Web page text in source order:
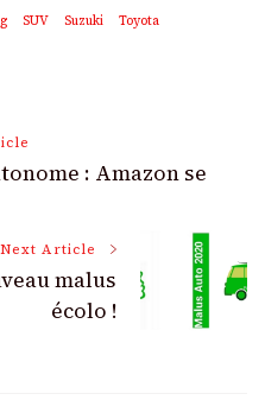
SUV Suzuki
Toyota
: Amazon se
Next Article
malus
écolo !